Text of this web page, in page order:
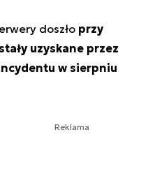
doszło przy
uzyskane przez
w sierpniu
Reklama